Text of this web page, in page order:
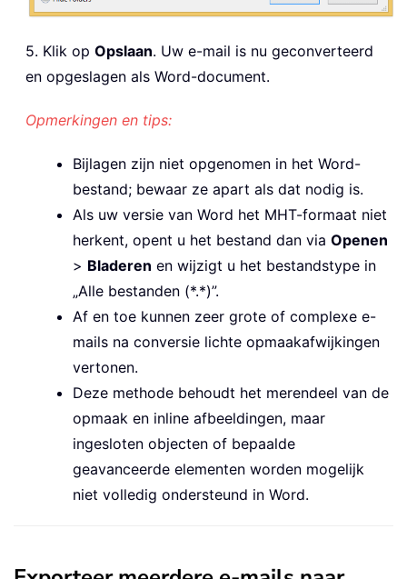
5. Klik op Opslaan. Uw e-mail is nu geconverteerd
en opgeslagen als Word-document.
Opmerkingen en tips:
Bijlagen zijn niet opgenomen in het Word-
bestand; bewaar ze apart als dat nodig is.
Als uw versie van Word het MHT-formaat niet
herkent, opent u het bestand dan via Openen
> Bladeren en wijzigt u het bestandstype in
„Alle bestanden (*.*)”.
Af en toe kunnen zeer grote of complexe e-
mails na conversie lichte opmaakafwijkingen
vertonen.
Deze methode behoudt het merendeel van de
opmaak en inline afbeeldingen, maar
ingesloten objecten of bepaalde
geavanceerde elementen worden mogelijk
niet volledig ondersteund in Word.